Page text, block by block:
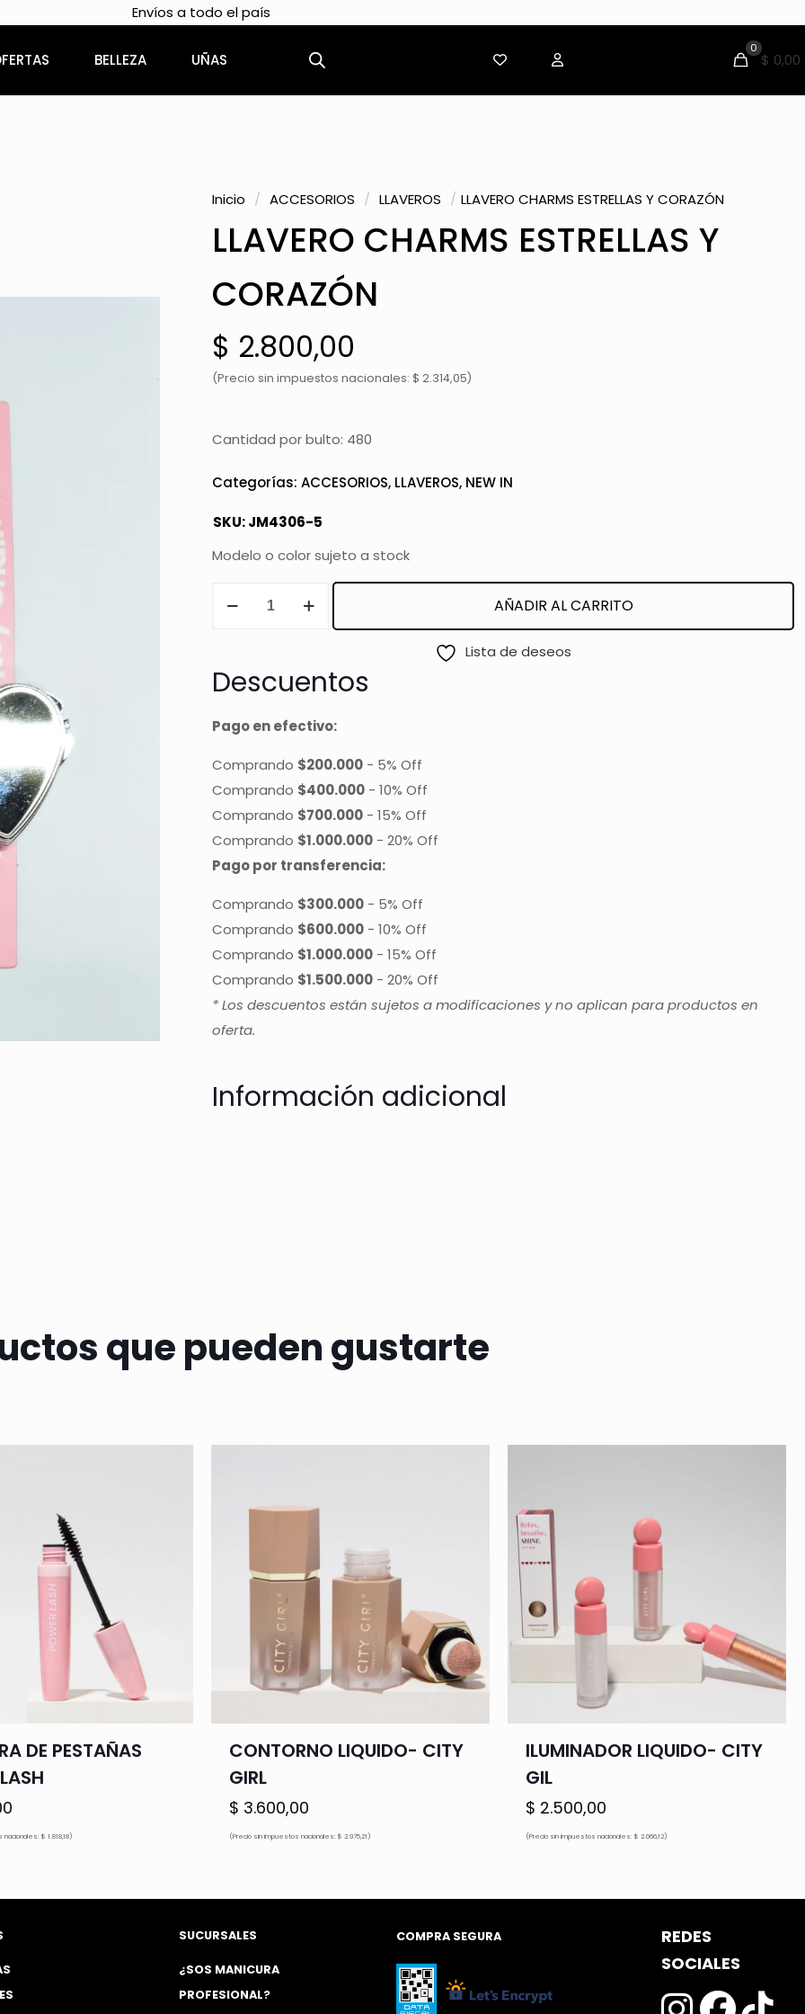
Envíos a todo el país
BELLEZA UÑAS
0
$ 0,00
Inicio / ACCESORIOS / LLAVEROS / LLAVERO CHARMS ESTRELLAS Y CORAZÓN
LLAVERO CHARMS ESTRELLAS Y
CORAZÓN
$ 2.800,00
(Precio sin impuestos nacionales: $ 2.314,05)
Cantidad por bulto: 480
Categorías: ACCESORIOS, LLAVEROS, NEW IN
SKU:JM4306-5
Modelo o color sujeto a stock
Y
CORAZÓN
cantidad
AÑADIR AL CARRITO
Lista de deseos
Descuentos
Pago en efectivo:
Comprando $200.000 - 5% Off
Comprando $400.000 - 10% Off
Comprando $700.000 - 15% Off
Comprando $1.000.000 - 20% Off
Pago por transferencia:
Comprando $300.000 - 5% Off
Comprando $600.000 - 10% Off
Comprando $1.000.000 - 15% Off
Comprando $1.500.000 - 20% Off
* Los descuentos están sujetos a modificaciones y no aplican para productos en
oferta.
Información adicional
que pueden gustarte
DE PESTAÑAS
$ 1.818,18)
CONTORNO LIQUIDO- CITY
GIRL
$ 3.600,00
(Precio sin impuestos nacionales: $ 2.975,21)
ILUMINADOR LIQUIDO- CITY
GIL
$ 2.500,00
(Precio sin impuestos nacionales: $ 2.066,12)
SUCURSALES
¿SOS MANICURA
PROFESIONAL?
COMPRA SEGURA
REDES
SOCIALES